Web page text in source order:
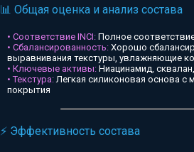
📊 Общая оценка и анализ состава
• Соответствие INCI: Полное
• Сбалансированность: Хорошо
выравнивания текстуры, увлажняющие
• Ключевые активы: Ниацинамид,
• Текстура:Легкая силиконовая основа с
покрытия
⚡ Эффективность состава